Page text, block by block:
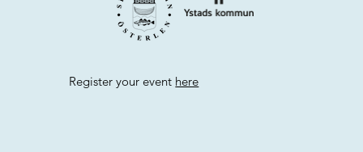
Register your event here